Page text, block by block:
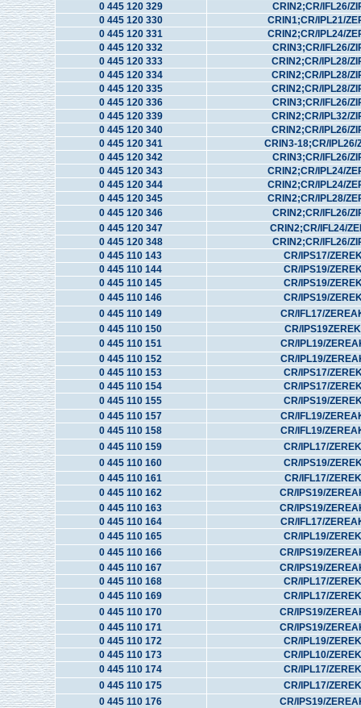
0 445 120 329
CRIN2;CR/IFL26/
0 445 120 330
CRIN1;CR/IPL21/
0 445 120 331
CRIN2;CR/IPL24/
0 445 120 332
CRIN3;CR/IFL26/
0 445 120 333
CRIN2;CR/IPL28/
0 445 120 334
CRIN2;CR/IPL28/
0 445 120 335
CRIN2;CR/IPL28/
0 445 120 336
CRIN3;CR/IFL26/
0 445 120 339
CRIN2;CR/IPL32/
0 445 120 340
CRIN2;CR/IPL26/
0 445 120 341
CRIN3-18;CR/IPL26/
0 445 120 342
CRIN3;CR/IFL26/
0 445 120 343
CRIN2;CR/IPL24/
0 445 120 344
CRIN2;CR/IPL24/
0 445 120 345
CRIN2;CR/IPL28/
0 445 120 346
CRIN2;CR/IFL26/
0 445 120 347
CRIN2;CR/IFL24/
0 445 120 348
CRIN2;CR/IFL26/
0 445 110 143
CR/IPS17/
0 445 110 144
CR/IPS19/
0 445 110 145
CR/IPS19/
0 445 110 146
CR/IPS19/
0 445 110 149
CR/IFL17/
0 445 110 150
CR/
0 445 110 151
CR/IPL19/
0 445 110 152
CR/IPL19/
0 445 110 153
CR/IPS17/
0 445 110 154
CR/IPS17/
0 445 110 155
CR/IPS19/
0 445 110 157
CR/IFL19/
0 445 110 158
CR/IFL19/
0 445 110 159
CR/IPL17/
0 445 110 160
CR/IPS19/
0 445 110 161
CR/IFL17/
0 445 110 162
CR/IPS19/
0 445 110 163
CR/IPS19/
0 445 110 164
CR/IFL17/
0 445 110 165
CR/IPL19/
0 445 110 166
CR/IPS19/
0 445 110 167
CR/IPS19/
0 445 110 168
CR/IPL17/
0 445 110 169
CR/IPL17/
0 445 110 170
CR/IPS19/
0 445 110 171
CR/IPS19/
0 445 110 172
CR/IPL19/
0 445 110 173
CR/IPL10/
0 445 110 174
CR/IPL17/
0 445 110 175
CR/IPL17/
0 445 110 176
CR/IPS19/